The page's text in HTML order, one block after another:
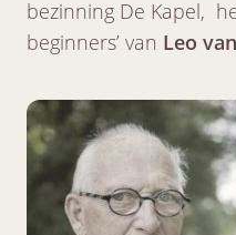
bezinning De Kapel,
beginners’ van Leo